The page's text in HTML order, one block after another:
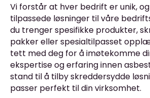
Vi forstår at hver bedrift er unik,
tilpassede løsninger til våre
du trenger spesifikke produkter,
pakker eller spesialtilpasset
tett med deg for å imøtekomme
ekspertise og erfaring innen
stand til å tilby skreddersydde
passer perfekt til din virksomhet.